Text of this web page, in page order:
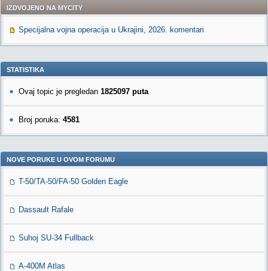
IZDVOJENO NA MYCITY
Specijalna vojna operacija u Ukrajini, 2026. komentari
STATISTIKA
Ovaj topic je pregledan 1825097 puta
Broj poruka: 4581
NOVE PORUKE U OVOM FORUMU
T-50/TA-50/FA-50 Golden Eagle
Dassault Rafale
Suhoj SU-34 Fullback
A-400M Atlas